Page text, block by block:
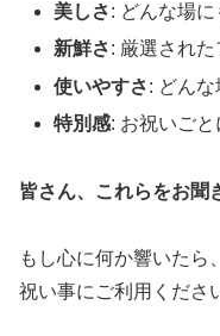
美しさ: どんな場に
新鮮さ: 厳選された
使いやすさ: どんな
特別感: お祝いごと
皆さん、これらをお聞
もし心に何か響いたら
祝い事にご利用くださ